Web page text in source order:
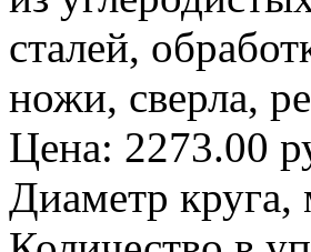
сталей,
ножи, сверла,
Цена: 2273.00
Диаметр